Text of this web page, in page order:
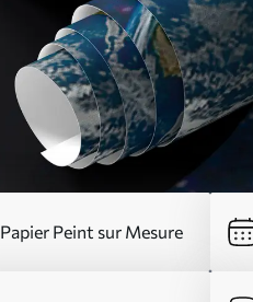
Papier Peint sur Mesure